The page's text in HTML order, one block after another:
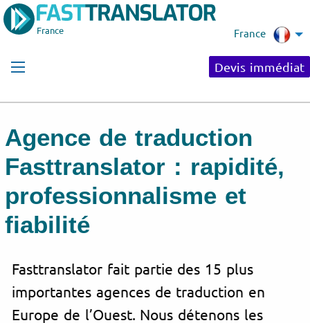
France France
Devis immédiat
Agence de traduction
Fasttranslator : rapidité,
professionnalisme et
fiabilité
Fasttranslator fait partie des 15 plus
importantes agences de traduction en
Europe de l’Ouest. Nous détenons les